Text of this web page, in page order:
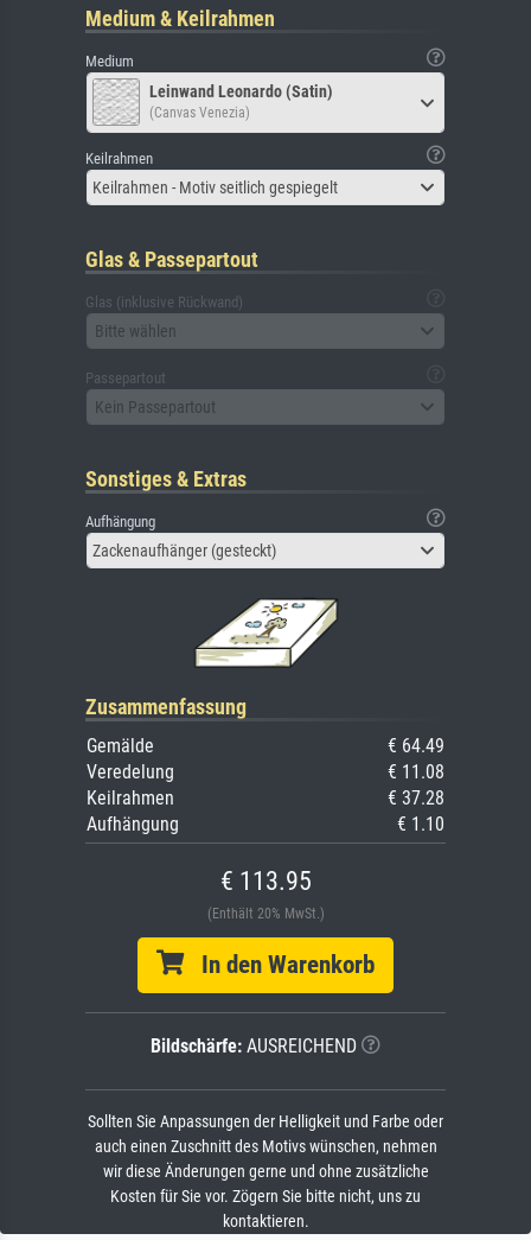
Medium & Keilrahmen
Medium
Leinwand Leonardo (Satin)
(Canvas Venezia)
Keilrahmen
Keilrahmen - Motiv seitlich gespiegelt
Glas & Passepartout
Glas (inklusive Rückwand)
Bitte wählen
Passepartout
Kein Passepartout
Sonstiges & Extras
Aufhängung
Zackenaufhänger (gesteckt)
Zusammenfassung
Gemälde
€ 64.49
Veredelung
€ 11.08
Keilrahmen
€ 37.28
Aufhängung
€ 1.10
€ 113.95
(Enthält 20% MwSt.)
In den Warenkorb
Bildschärfe: AUSREICHEND
Sollten Sie Anpassungen der Helligkeit und Farbe oder
auch einen Zuschnitt des Motivs wünschen, nehmen
wir diese Änderungen gerne und ohne zusätzliche
Kosten für Sie vor. Zögern Sie bitte nicht, uns zu
kontaktieren.